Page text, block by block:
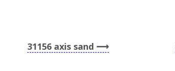
31156 axis sand